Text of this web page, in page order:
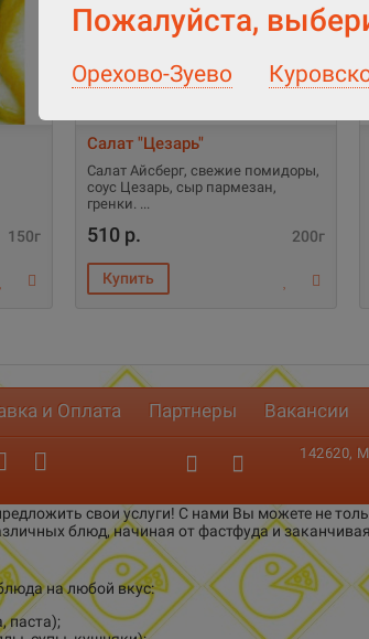
Пожалуйста,
Орехово-Зуево
150г
Салат "Цезарь"
Салат Айсберг, свежие помидоры,
соус Цезарь, сыр пармезан,
гренки.
200г
510 р.
и Оплата Партнеры Вакансии
142620,
свои услуги! С нами Вы можете не
блюд, начиная от фастфуда и
на любой вкус:
паста);